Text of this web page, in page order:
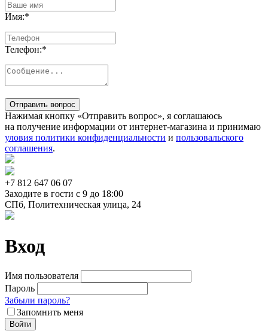
Имя:*
Телефон:*
Отправить вопрос
Нажимая кнопку «Отправить вопрос», я соглашаюсь
на получение информации от интернет-магазина и принимаю
уловия политики конфиденциальности и пользовальского
соглашения.
+7 812 647 06 07
Заходите в гости c 9 до 18:00
СПб, Политехническая улица, 24
Вход
Имя пользователя
Пароль
Забыли пароль?
Запомнить меня